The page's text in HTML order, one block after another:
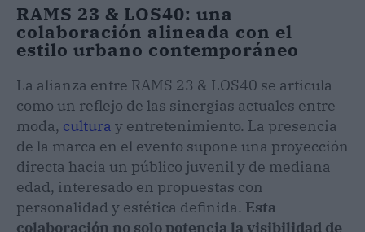
RAMS 23 & LOS40: una
colaboración alineada con el
estilo urbano contemporáneo
La alianza entre RAMS 23 & LOS40 se articula
como un reflejo de las sinergias actuales entre
moda, cultura y entretenimiento. La presencia
de la marca en el evento supone una proyección
directa hacia un público juvenil y de mediana
edad, interesado en propuestas con
personalidad y estética definida. Esta
colaboración no solo potencia la visibilidad de